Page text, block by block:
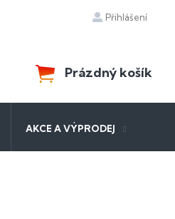
Přihlášení
NÁKUPNÍ
KOŠÍK
Prázdný košík
AKCE A VÝPRODEJ